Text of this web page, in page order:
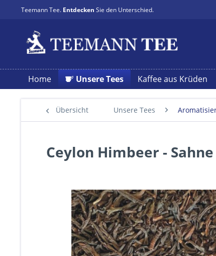
Teemann Tee. Entdecken Sie den Unterschied.
Home Unsere Tees Kaffee aus Krüden
Übersicht Unsere Tees
Ceylon Himbeer - Sahne